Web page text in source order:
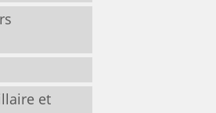
et